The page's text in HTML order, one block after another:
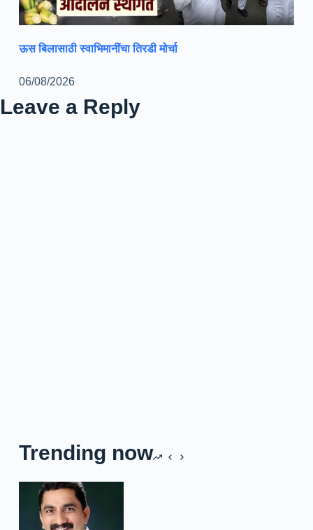
ऊस बिलासाठी स्वाभिमानींचा तिरडी मोर्चा
06/08/2026
Leave a Reply
Trending now